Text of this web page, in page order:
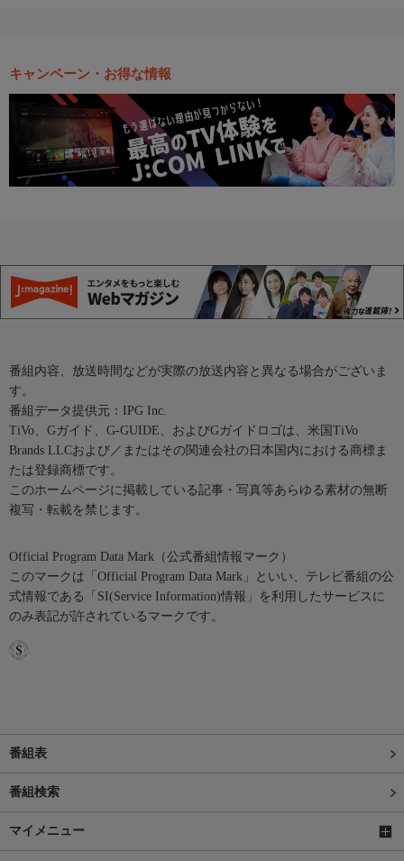
キャンペーン・お得な情報
番組内容、放送時間などが実際の放送内容と異なる場合がございま
す。
番組データ提供元：IPG Inc.
TiVo、Gガイド、G-GUIDE、およびGガイドロゴは、米国TiVo
Brands LLCおよび／またはその関連会社の日本国内における商標ま
たは登録商標です。
このホームページに掲載している記事・写真等あらゆる素材の無断
複写・転載を禁じます。
Official Program Data Mark（公式番組情報マーク）
このマークは「Official Program Data Mark」といい、テレビ番組の公
式情報である「SI(Service Information)情報」を利用したサービスに
のみ表記が許されているマークです。
番組表
番組検索
マイメニュー